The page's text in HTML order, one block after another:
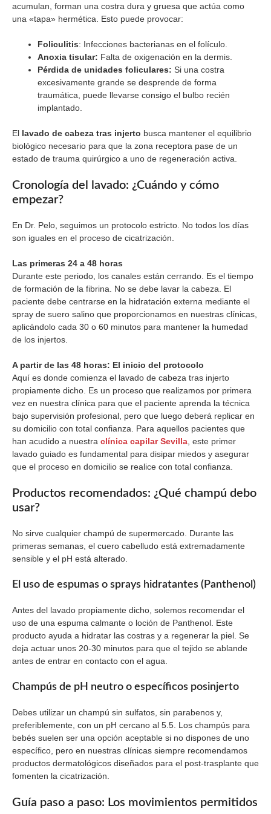
acumulan, forman una costra dura y gruesa que actúa como
una «tapa» hermética. Esto puede provocar:
Foliculitis: Infecciones bacterianas en el folículo.
Anoxia tisular: Falta de oxigenación en la dermis.
Pérdida de unidades foliculares: Si una costra
excesivamente grande se desprende de forma
traumática, puede llevarse consigo el bulbo recién
implantado.
El lavado de cabeza tras injerto busca mantener el equilibrio
biológico necesario para que la zona receptora pase de un
estado de trauma quirúrgico a uno de regeneración activa.
Cronología del lavado: ¿Cuándo y cómo
empezar?
En Dr. Pelo, seguimos un protocolo estricto. No todos los días
son iguales en el proceso de cicatrización.
Las primeras 24 a 48 horas
Durante este periodo, los canales están cerrando. Es el tiempo
de formación de la fibrina. No se debe lavar la cabeza. El
paciente debe centrarse en la hidratación externa mediante el
spray de suero salino que proporcionamos en nuestras clínicas,
aplicándolo cada 30 o 60 minutos para mantener la humedad
de los injertos.
A partir de las 48 horas: El inicio del protocolo
Aquí es donde comienza el lavado de cabeza tras injerto
propiamente dicho. Es un proceso que realizamos por primera
vez en nuestra clínica para que el paciente aprenda la técnica
bajo supervisión profesional, pero que luego deberá replicar en
su domicilio con total confianza. Para aquellos pacientes que
han acudido a nuestra clínica capilar Sevilla , este primer
lavado guiado es fundamental para disipar miedos y asegurar
que el proceso en domicilio se realice con total confianza.
Productos recomendados: ¿Qué champú debo
usar?
No sirve cualquier champú de supermercado. Durante las
primeras semanas, el cuero cabelludo está extremadamente
sensible y el pH está alterado.
El uso de espumas o sprays hidratantes (Panthenol)
Antes del lavado propiamente dicho, solemos recomendar el
uso de una espuma calmante o loción de Panthenol. Este
producto ayuda a hidratar las costras y a regenerar la piel. Se
deja actuar unos 20-30 minutos para que el tejido se ablande
antes de entrar en contacto con el agua.
Champús de pH neutro o específicos posinjerto
Debes utilizar un champú sin sulfatos, sin parabenos y,
preferiblemente, con un pH cercano al 5.5. Los champús para
bebés suelen ser una opción aceptable si no dispones de uno
específico, pero en nuestras clínicas siempre recomendamos
productos dermatológicos diseñados para el post-trasplante que
fomenten la cicatrización.
Guía paso a paso: Los movimientos permitidos